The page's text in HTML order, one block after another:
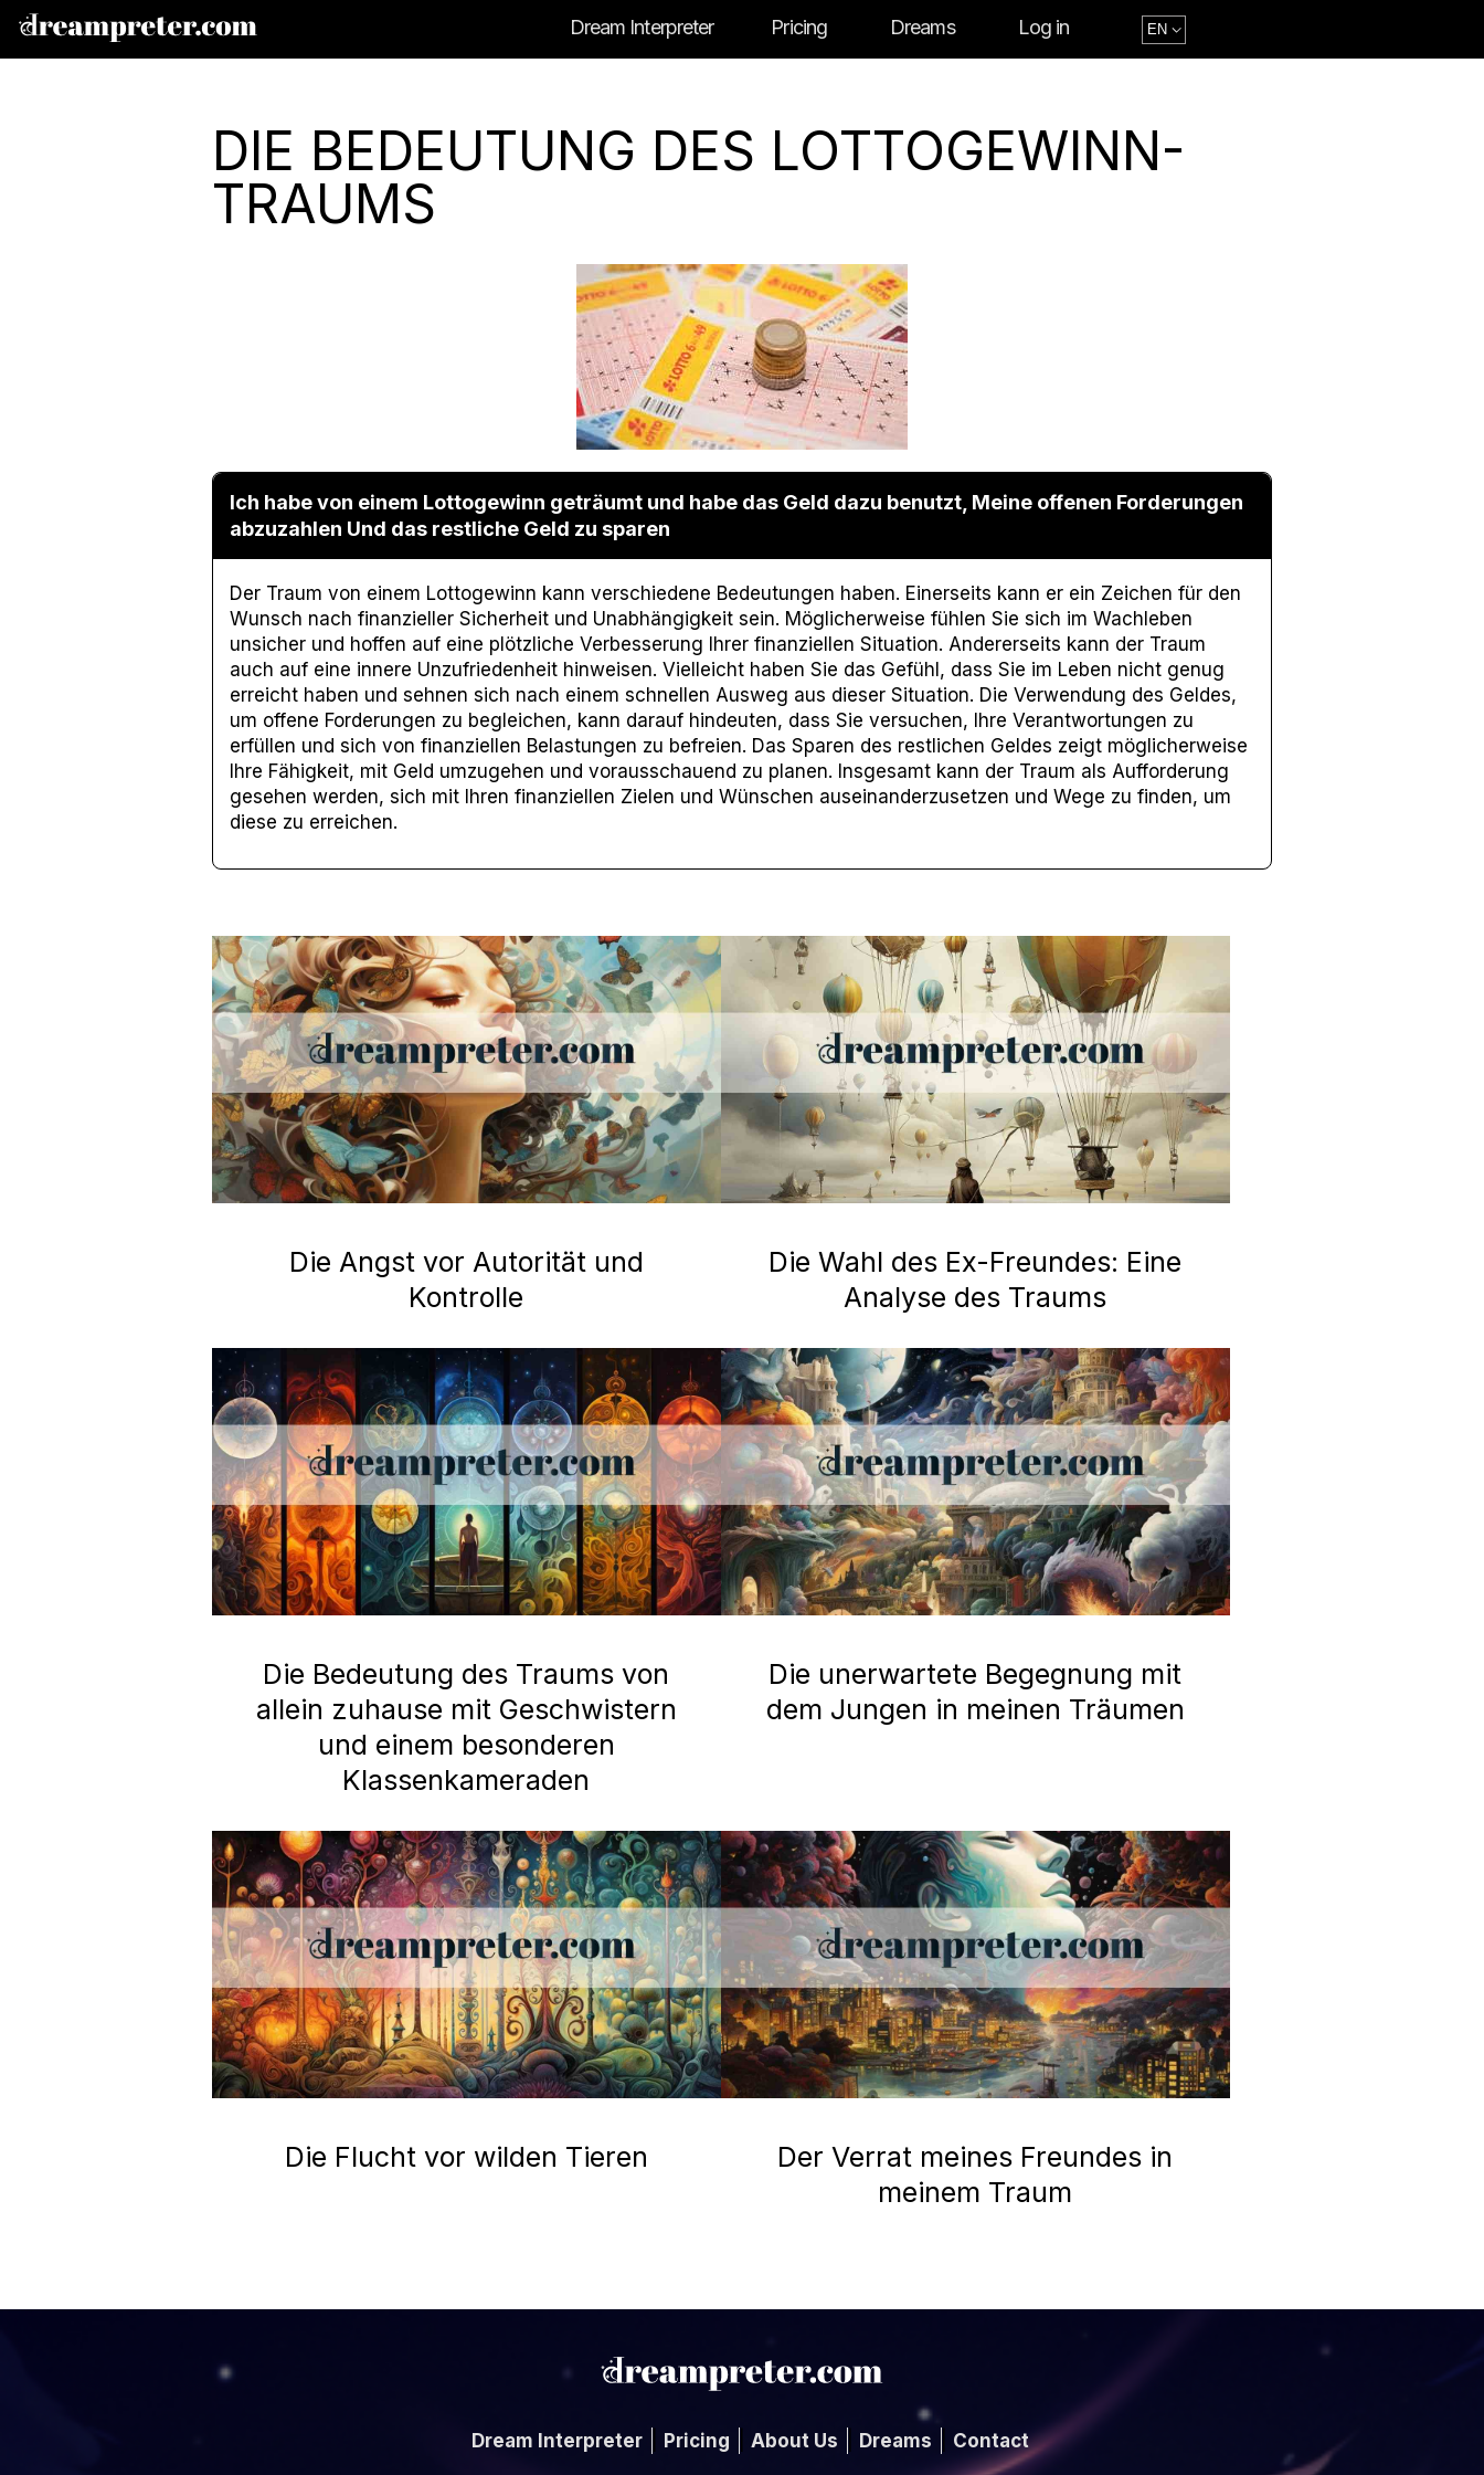
Dream Interpreter Pricing Dreams Log in
DIE BEDEUTUNG DES LOTTOGEWINN-
TRAUMS
Ich habe von einem Lottogewinn geträumt und habe das Geld dazu benutzt, Meine offenen Forderungen
abzuzahlen Und das restliche Geld zu sparen
Der Traum von einem Lottogewinn kann verschiedene Bedeutungen haben. Einerseits kann er ein Zeichen für den
Wunsch nach finanzieller Sicherheit und Unabhängigkeit sein. Möglicherweise fühlen Sie sich im Wachleben
unsicher und hoffen auf eine plötzliche Verbesserung Ihrer finanziellen Situation. Andererseits kann der Traum
auch auf eine innere Unzufriedenheit hinweisen. Vielleicht haben Sie das Gefühl, dass Sie im Leben nicht genug
erreicht haben und sehnen sich nach einem schnellen Ausweg aus dieser Situation. Die Verwendung des Geldes,
um offene Forderungen zu begleichen, kann darauf hindeuten, dass Sie versuchen, Ihre Verantwortungen zu
erfüllen und sich von finanziellen Belastungen zu befreien. Das Sparen des restlichen Geldes zeigt möglicherweise
Ihre Fähigkeit, mit Geld umzugehen und vorausschauend zu planen. Insgesamt kann der Traum als Aufforderung
gesehen werden, sich mit Ihren finanziellen Zielen und Wünschen auseinanderzusetzen und Wege zu finden, um
diese zu erreichen.
Die Angst vor Autorität und
Kontrolle
Die Wahl des Ex-Freundes: Eine
Analyse des Traums
Die Bedeutung des Traums von
allein zuhause mit Geschwistern
und einem besonderen
Klassenkameraden
Die unerwartete Begegnung mit
dem Jungen in meinen Träumen
Die Flucht vor wilden Tieren
Der Verrat meines Freundes in
meinem Traum
Dream Interpreter Pricing About Us Dreams Contact